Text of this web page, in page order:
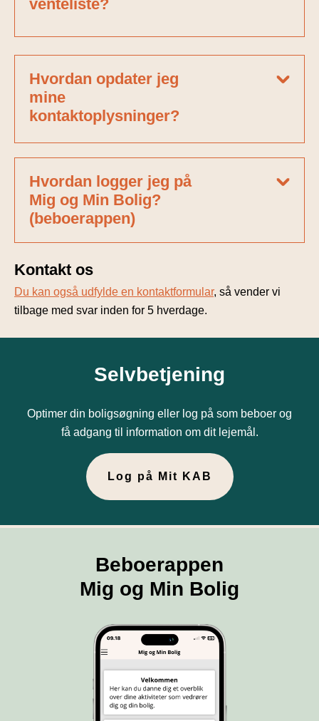
venteliste?
Hvordan opdater jeg
mine
kontaktoplysninger?
Hvordan logger jeg på
Mig og Min Bolig?
(beboerappen)
Kontakt os
Du kan også udfylde en kontaktformular, så vender vi
tilbage med svar inden for 5 hverdage.
Selvbetjening
Optimer din boligsøgning eller log på som beboer og
få adgang til information om dit lejemål.
Log på Mit KAB
Beboerappen
Mig og Min Bolig